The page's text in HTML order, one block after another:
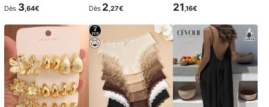
Dès 3,64€ Dès 2 ,27€ 21 ,16€